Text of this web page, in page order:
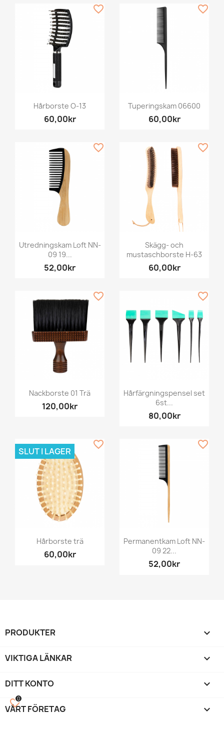
Hårborste O-13
60,00kr
favorite_border
Tuperingskam 06600
60,00kr
favorite_border
Utredningskam Loft NN-
09 19...
52,00kr
favorite_border
Skägg- och
mustaschborste H-63
60,00kr
favorite_border
Nackborste 01 Trä
120,00kr
favorite_border
Hårfärgningspensel set
6st...
80,00kr
favorite_border
Hårborste trä
60,00kr
SLUT I LAGER
favorite_border
Permanentkam Loft NN-
09 22...
52,00kr
favorite_border
PRODUKTER 
VIKTIGA LÄNKAR 
DITT KONTO 
VÅRT FÖRETAG keyboard_arrow_down
favorite_border
0